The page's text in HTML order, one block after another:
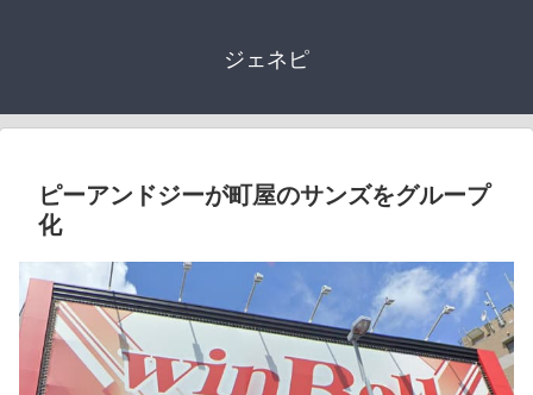
ジェネピ
ピーアンドジーが町屋のサンズをグループ
化